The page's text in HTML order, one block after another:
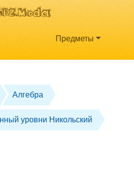
Предметы
Алгебра
уровни Никольский